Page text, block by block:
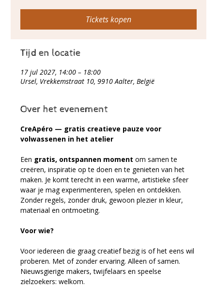
Tickets kopen
Tijd en locatie
17 jul 2027, 14:00 – 18:00
Ursel, Vrekkemstraat 10, 9910 Aalter, België
Over het evenement
CreApéro — gratis creatieve pauze voor
volwassenen in het atelier
Een gratis, ontspannen moment om samen te
creëren, inspiratie op te doen en te genieten van het
maken. Je komt terecht in een warme, artistieke sfeer
waar je mag experimenteren, spelen en ontdekken.
Zonder regels, zonder druk, gewoon plezier in kleur,
materiaal en ontmoeting.
Voor wie?
Voor iedereen die graag creatief bezig is of het eens wil
proberen. Met of zonder ervaring. Alleen of samen.
Nieuwsgierige makers, twijfelaars en speelse
zielzoekers: welkom.